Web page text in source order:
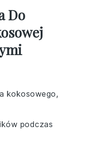
Do
kokosowego,
podczas